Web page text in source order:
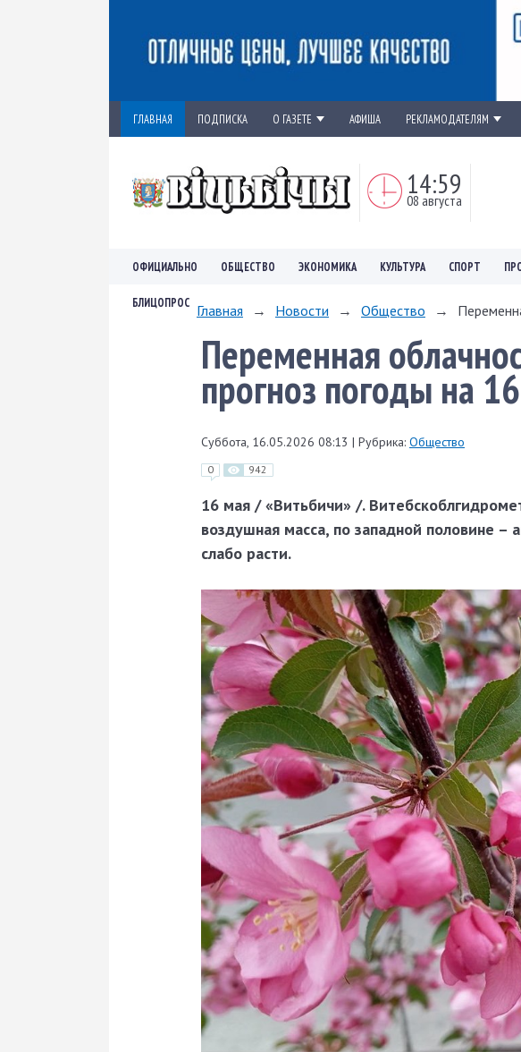
ГЛАВНАЯ ПОДПИСКА О ГАЗЕТЕ АФИША РЕКЛАМОДАТЕЛЯМ
14:59
08 августа
ОФИЦИАЛЬНО ОБЩЕСТВО ЭКОНОМИКА КУЛЬТУРА СПОРТ
БЛИЦОПРОС Главная → Новости → Общество →
Переменная
прогноз погоды на
Суббота, 16.05.2026 08:13 | Рубрика: Общество
0 942
16 мая / «Витьбичи» /.
воздушная масса, по западной половине
слабо расти.